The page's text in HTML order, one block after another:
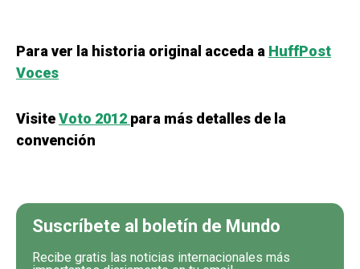
Para ver la historia original acceda a HuffPost
Voces
VisiteVoto 2012 para más detalles de la
convención
Suscríbete al boletín de Mundo
Recibe gratis las noticias internacionales más